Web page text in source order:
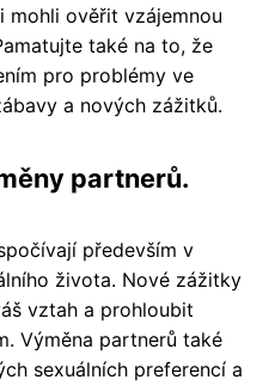
mohli ověřit vzájemnou
také na to, že
pro problémy ve
a nových zážitků.
partnerů.
především v
života. Nové zážitky
vztah a prohloubit
Výměna partnerů také
sexuálních preferencí a